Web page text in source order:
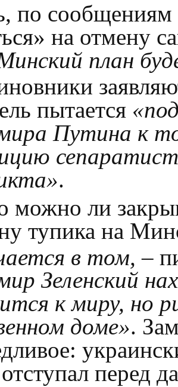
по
на отмену
план
пытается
Путина к
.
можно ли
тупика на
в том,–
Зеленский
к миру, но
доме».
перед